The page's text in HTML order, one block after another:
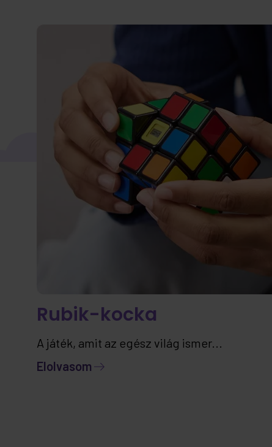
Rubik-kocka
A játék, amit az egész világ ismer...
Elolvasom